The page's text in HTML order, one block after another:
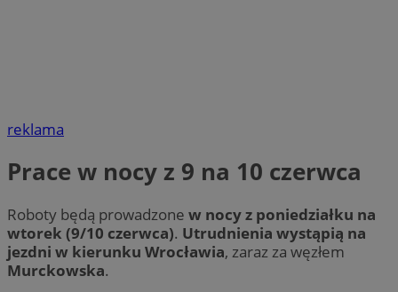
reklama
Prace w nocy z 9 na 10 czerwca
Roboty będą prowadzone w nocy z poniedziałku na
wtorek (9/10 czerwca). Utrudnienia wystąpią na
jezdni w kierunku Wrocławia, zaraz za węzłem
Murckowska.